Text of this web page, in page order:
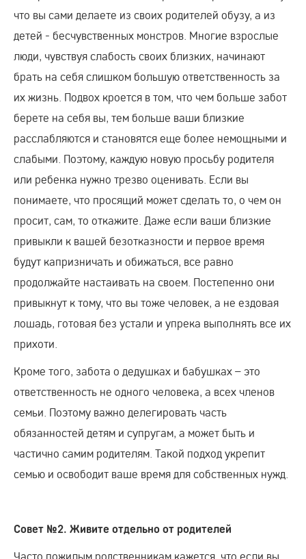
что вы сами делаете из своих родителей обузу, а из
детей - бесчувственных монстров. Многие взрослые
люди, чувствуя слабость своих близких, начинают
брать на себя слишком большую ответственность за
их жизнь. Подвох кроется в том, что чем больше забот
берете на себя вы, тем больше ваши близкие
расслабляются и становятся еще более немощными и
слабыми. Поэтому, каждую новую просьбу родителя
или ребенка нужно трезво оценивать. Если вы
понимаете, что просящий может сделать то, о чем он
просит, сам, то откажите. Даже если ваши близкие
привыкли к вашей безотказности и первое время
будут капризничать и обижаться, все равно
продолжайте настаивать на своем. Постепенно они
привыкнут к тому, что вы тоже человек, а не ездовая
лошадь, готовая без устали и упрека выполнять все их
прихоти.
Кроме того, забота о дедушках и бабушках – это
ответственность не одного человека, а всех членов
семьи. Поэтому важно делегировать часть
обязанностей детям и супругам, а может быть и
частично самим родителям. Такой подход укрепит
семью и освободит ваше время для собственных нужд.
Совет №2. Живите отдельно от родителей
Часто пожилым родственникам кажется, что если вы